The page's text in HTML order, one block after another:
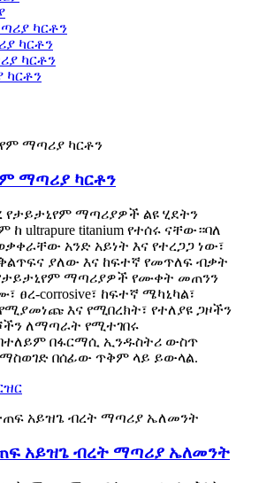
ካርቶን
ካርቶን
ማጣሪያ ካርቶን
የታይታኒየም ማጣሪያዎች ልዩ ሂደትን
ultrapure titanium የተሰሩ ናቸው።ባለ
አንድ አይነት እና የተረጋጋ ነው፣
ያለው እና ከፍተኛ የመጥለፍ ብቃት
ማጣሪያዎች የሙቀት መጠንን
ፀረ-corrosive፣ ከፍተኛ ሜካኒካል፣
የሚያመነጩ እና የሚበረክት፣ የተለያዩ ጋዞችን
ለማጣራት የሚተገበሩ
በፋርማሲ ኢንዱስትሪ ውስጥ
በሰፊው ጥቅም ላይ ይውላል.
አይዝጌ ብረት ማጣሪያ ኤለመንት